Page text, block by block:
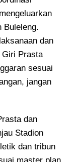
Buleleng.
dan
Giri Prasta
sesuai
jangan
dan
Stadion
dan tribun
master plan